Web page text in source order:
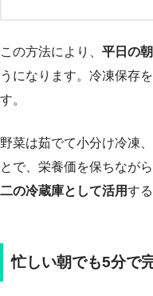
この方法により、 平日の
うになります。冷凍保存
す。
野菜は茹でて小分け冷凍
とで、栄養価を保ちなが
二の冷蔵庫として活用す
忙しい朝でも5分で